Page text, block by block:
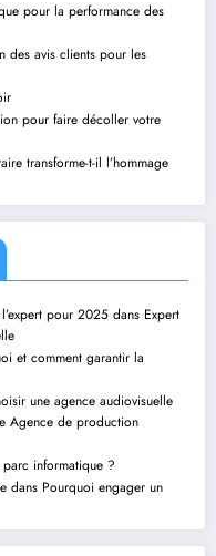
pour la performance des
des avis clients pour les
pour faire décoller votre
transforme-t-il l’hommage
pour 2025 dans Expert
et comment garantir la
une agence audiovisuelle
Agence de production
informatique ?
dans Pourquoi engager un